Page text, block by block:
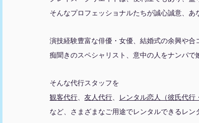
そんなプロフェッショナルたちが誠心誠意、あ
演技経験豊富な俳優・女優、結婚式の余興や
痴聞きのスペシャリスト、意中の人をナンパで
そんな代行スタッフを
観客代行
友人代行 レンタル恋人（彼氏代行
など、さまざまなご用途でレンタルできるレン